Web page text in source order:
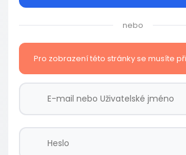
nebo
Pro zobrazení této stránky se musíte